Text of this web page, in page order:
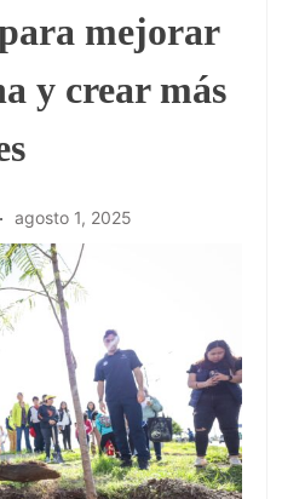
mejorar
y crear más
agosto 1, 2025